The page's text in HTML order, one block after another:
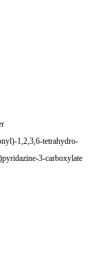
1,2,3,6-tetrahydro-
3-carboxylate